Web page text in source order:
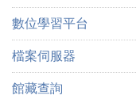
數位學習平台
檔案伺服器
館藏查詢